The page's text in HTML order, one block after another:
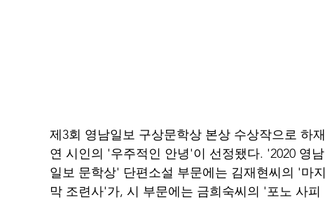
제3회 영남일보 구상문학상 본상 수상작으로 하재
연 시인의 '우주적인 안녕'이 선정됐다. '2020 영남
일보 문학상' 단편소설 부문에는 김재현씨의 '마지
막 조련사'가, 시 부문에는 금희숙씨의 '포노 사피